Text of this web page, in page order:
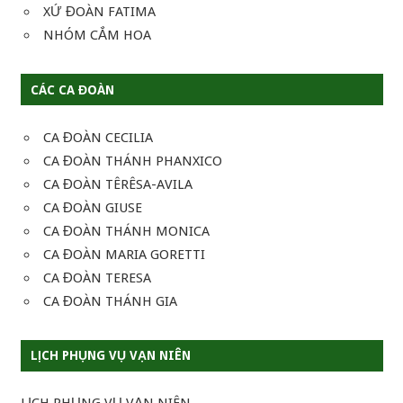
XỨ ĐOÀN FATIMA
NHÓM CẮM HOA
CÁC CA ĐOÀN
CA ĐOÀN CECILIA
CA ĐOÀN THÁNH PHANXICO
CA ĐOÀN TÊRÊSA-AVILA
CA ĐOÀN GIUSE
CA ĐOÀN THÁNH MONICA
CA ĐOÀN MARIA GORETTI
CA ĐOÀN TERESA
CA ĐOÀN THÁNH GIA
LỊCH PHỤNG VỤ VẠN NIÊN